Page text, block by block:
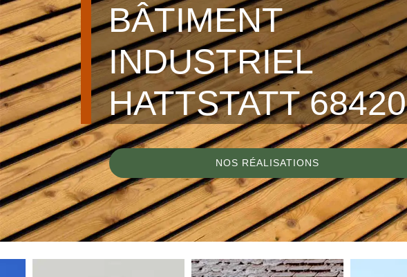
BÂTIMENT
INDUSTRIEL
HATTSTATT 68420
NOS RÉALISATIONS